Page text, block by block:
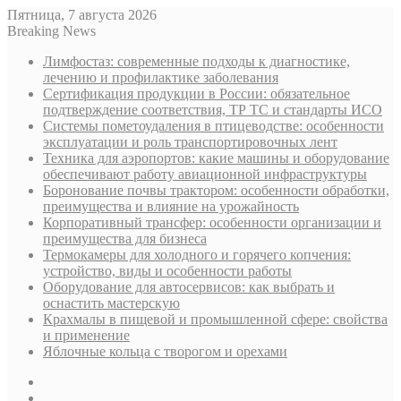
Пятница, 7 августа 2026
Breaking News
Лимфостаз: современные подходы к диагностике,
лечению и профилактике заболевания
Сертификация продукции в России: обязательное
подтверждение соответствия, ТР ТС и стандарты ИСО
Системы пометоудаления в птицеводстве: особенности
эксплуатации и роль транспортировочных лент
Техника для аэропортов: какие машины и оборудование
обеспечивают работу авиационной инфраструктуры
Боронование почвы трактором: особенности обработки,
преимущества и влияние на урожайность
Корпоративный трансфер: особенности организации и
преимущества для бизнеса
Термокамеры для холодного и горячего копчения:
устройство, виды и особенности работы
Оборудование для автосервисов: как выбрать и
оснастить мастерскую
Крахмалы в пищевой и промышленной сфере: свойства
и применение
Яблочные кольца с творогом и орехами